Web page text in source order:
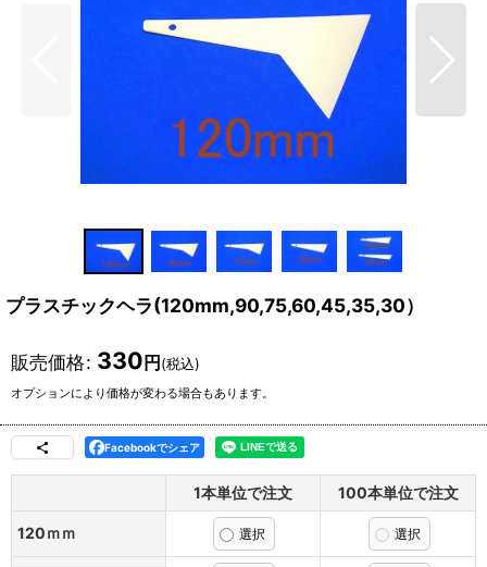
プラスチックヘラ(120mm,90,75,60,45,35,30）
販売価格: 330円(税込)
オプションにより価格が変わる場合もあります。
Facebookでシェア
1本単位で注文 100本単位で注文
120ｍｍ